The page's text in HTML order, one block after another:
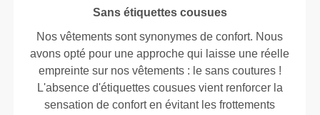
Sans étiquettes cousues
Nos vêtements sont synonymes de confort. Nous
avons opté pour une approche qui laisse une réelle
empreinte sur nos vêtements : le sans coutures !
L'absence d'étiquettes cousues vient renforcer la
sensation de confort en évitant les frottements